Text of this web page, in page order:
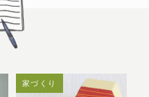
LINE
家づくり